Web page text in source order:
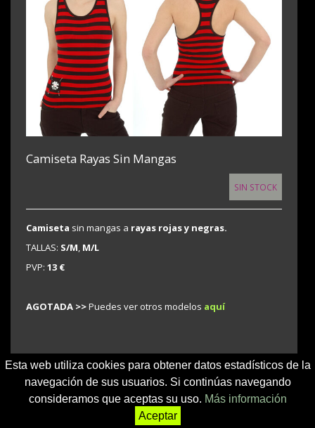
Camiseta Rayas Sin Mangas
SIN STOCK
Camiseta sin mangas a rayas rojas y negras.
TALLAS: S/M, M/L
PVP: 13 €
AGOTADA >>Puedes ver otros modelos aquí
<-- MÁSCHICA CAMISETAS MODELOS ANTERIORES/
DESCATALOGADOS DISPONIBLES
Esta web utiliza cookies para obtener datos estadísticos de la
navegación de sus usuarios. Si continúas navegando
consideramos que aceptas su uso. Más información
Aceptar